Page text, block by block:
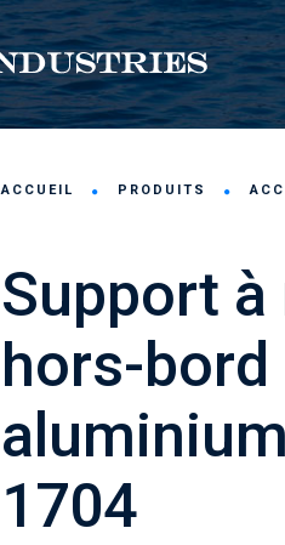
ACCUEIL PRODUITS
Support
hors-bord
1704